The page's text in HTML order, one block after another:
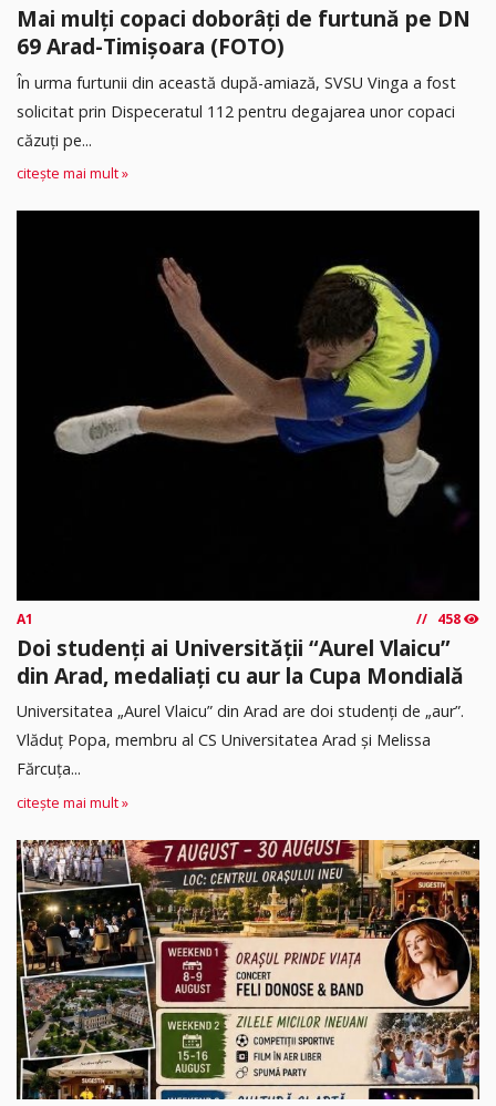
Mai mulți copaci doborâți de furtună pe DN
69 Arad-Timișoara (FOTO)
În urma furtunii din această după-amiază, SVSU Vinga a fost
solicitat prin Dispeceratul 112 pentru degajarea unor copaci
căzuți pe...
citește mai mult »
A1 458
Doi studenți ai Universității “Aurel Vlaicu”
din Arad, medaliați cu aur la Cupa Mondială
Universitatea „Aurel Vlaicu” din Arad are doi studenți de „aur”.
Vlăduț Popa, membru al CS Universitatea Arad și Melissa
Fărcuța...
citește mai mult »